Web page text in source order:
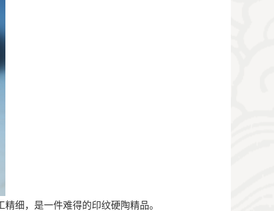
细，是一件难得的印纹硬陶精品。